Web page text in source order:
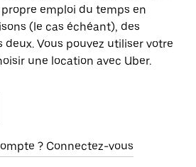
emploi du temps en
(le cas échéant), des
deux. Vous pouvez utiliser votre
une location avec Uber.
? Connectez-vous